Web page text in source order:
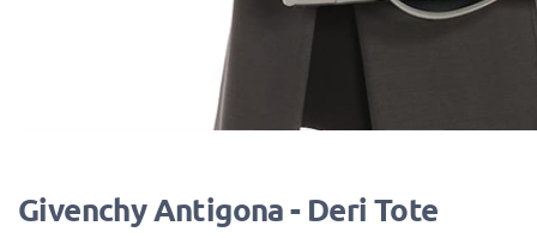
Givenchy Antigona - Deri Tote